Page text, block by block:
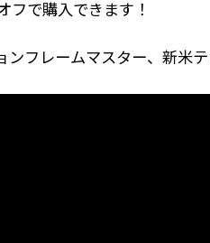
フで購入できます！
ンフレームマスター、新米